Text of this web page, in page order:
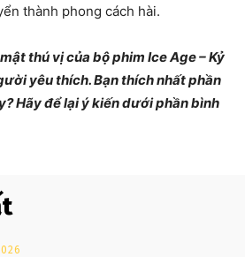
thành phong cách hài.
thú vị của bộ phim Ice Age – Kỷ
yêu thích. Bạn thích nhất phần
Hãy để lại ý kiến dưới phần bình